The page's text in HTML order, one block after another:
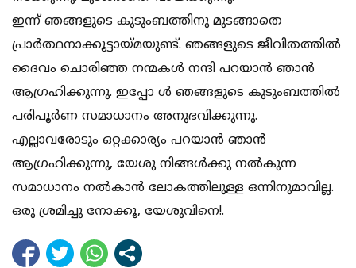
ഇന്ന് ഞങ്ങളുടെ കുടുംബത്തിനു മുടങ്ങാതെ
പ്രാര്‍ത്ഥനാക്കൂട്ടായ്മയുണ്ട്. ഞങ്ങളുടെ ജീവിതത്തില്‍
ദൈവം ചൊരിഞ്ഞ നന്മകള്‍ നന്ദി പറയാന്‍ ഞാന്‍
ആഗ്രഹിക്കുന്നു. ഇപ്പോ ള്‍ ഞങ്ങളുടെ കുടുംബത്തില്‍
പരിപൂര്‍ണ സമാധാനം അനുഭവിക്കുന്നു.
എല്ലാവരോടും ഒറ്റക്കാര്യം പറയാന്‍ ഞാന്‍
ആഗ്രഹിക്കുന്നു, യേശു നിങ്ങള്‍ക്കു നല്‍കുന്ന
സമാധാനം നല്‍കാന്‍ ലോകത്തിലുള്ള ഒന്നിനുമാവില്ല.
ഒരു ശ്രമിച്ചു നോക്കൂ, യേശുവിനെ!.